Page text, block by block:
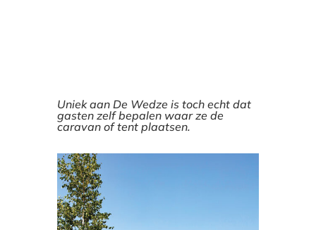
Uniek aan De Wedze is toch echt dat
gasten zelf bepalen waar ze de
caravan of tent plaatsen.